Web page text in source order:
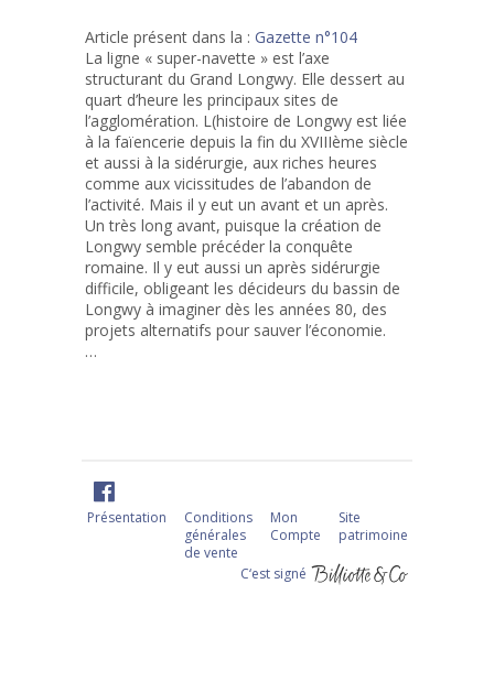
Article présent dans la : Gazette n°104
La ligne « super-navette » est l’axe
structurant du Grand Longwy. Elle dessert au
quart d’heure les principaux sites de
l’agglomération. L(histoire de Longwy est liée
à la faïencerie depuis la fin du XVIIIème siècle
et aussi à la sidérurgie, aux riches heures
comme aux vicissitudes de l’abandon de
l’activité. Mais il y eut un avant et un après.
Un très long avant, puisque la création de
Longwy semble précéder la conquête
romaine. Il y eut aussi un après sidérurgie
difficile, obligeant les décideurs du bassin de
Longwy à imaginer dès les années 80, des
projets alternatifs pour sauver l’économie.
…
Présentation
Conditions
générales
de vente
Mon
Compte
Site
patrimoine
C‘est signé